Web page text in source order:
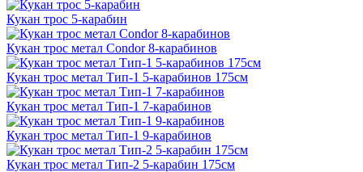
Кукан трос 5-карабин
Кукан трос метал Condor 8-карабинов
Кукан трос метал Тип-1 5-карабинов 175см
Кукан трос метал Тип-1 7-карабинов
Кукан трос метал Тип-1 9-карабинов
Кукан трос метал Тип-2 5-карабин 175см